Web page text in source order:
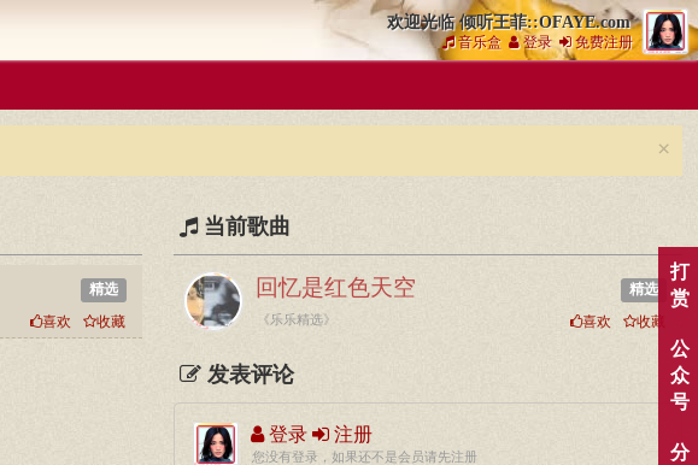
欢迎光临 倾听王菲::OFAYE.com
音乐盒 登录 免费注册
×
精选
喜欢 收藏
当前歌曲
精选
喜欢 收藏
回忆是红色天空
《乐乐精选》
发表评论
登录 注册
您没有登录，如果还不是会员请先注册
打
赏
公
众
号
分